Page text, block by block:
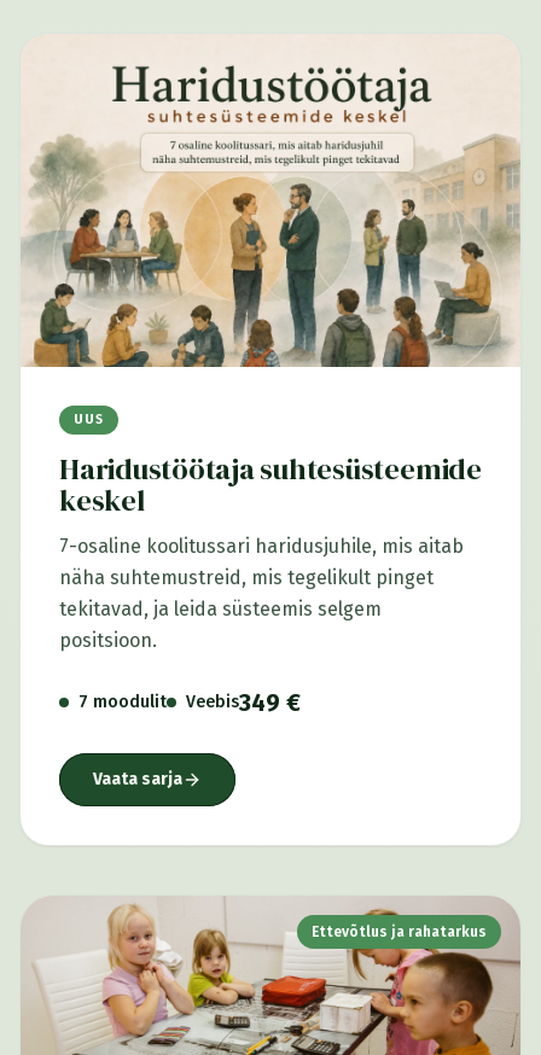
UUS
Haridustöötaja suhtesüsteemide
keskel
7-osaline koolitussari haridusjuhile, mis aitab
näha suhtemustreid, mis tegelikult pinget
tekitavad, ja leida süsteemis selgem
positsioon.
7 moodulit Veebis349 €
Vaata sarja
Ettevõtlus ja rahatarkus